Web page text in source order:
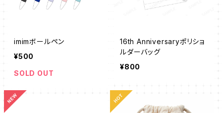
imimボールペン
¥500
SOLD OUT
16th Anniversaryポリショ
ルダーバッグ
¥800